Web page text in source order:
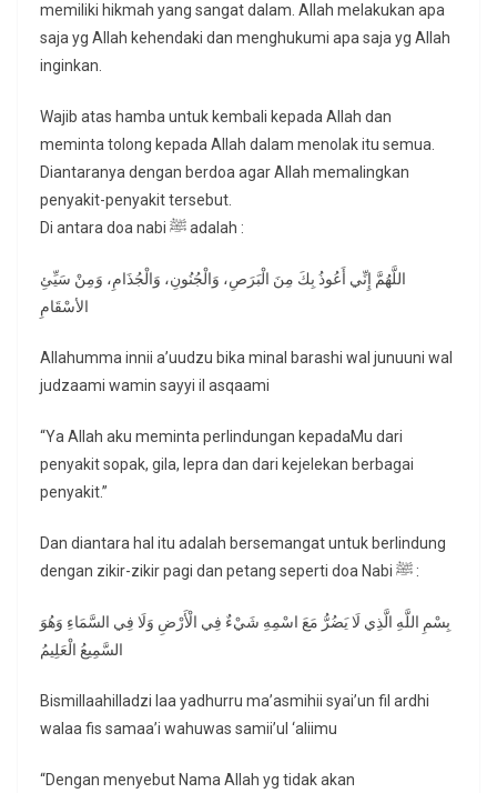
memiliki hikmah yang sangat dalam. Allah melakukan apa
saja yg Allah kehendaki dan menghukumi apa saja yg Allah
inginkan.
Wajib atas hamba untuk kembali kepada Allah dan
meminta tolong kepada Allah dalam menolak itu semua.
Diantaranya dengan berdoa agar Allah memalingkan
penyakit-penyakit tersebut.
Di antara doa nabi ﷺ adalah :
اللَّهُمَّ إِنِّي أَعُوذُ بِكَ مِنَ الْبَرَصِ، وَالْجُنُونِ، وَالْجُذَامِ، وَمِنْ سَيِّئِ
الأسْقَامِ
Allahumma innii a’uudzu bika minal barashi wal junuuni wal
judzaami wamin sayyi il asqaami
“Ya Allah aku meminta perlindungan kepadaMu dari
penyakit sopak, gila, lepra dan dari kejelekan berbagai
penyakit.”
Dan diantara hal itu adalah bersemangat untuk berlindung
dengan zikir-zikir pagi dan petang seperti doa Nabi ﷺ :
بِسْمِ اللَّهِ الَّذِي لَا يَضُرُّ مَعَ اسْمِهِ شَيْءٌ فِي الْأَرْضِ وَلَا فِي السَّمَاءِ وَهُوَ
السَّمِيعُ الْعَلِيمُ
Bismillaahilladzi laa yadhurru ma’asmihii syai’un fil ardhi
walaa fis samaa’i wahuwas samii’ul ‘aliimu
“Dengan menyebut Nama Allah yg tidak akan